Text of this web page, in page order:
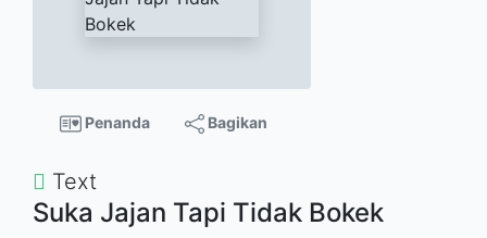
Penanda Bagikan
Text
Suka Jajan Tapi Tidak Bokek